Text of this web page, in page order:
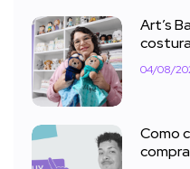
Art’s
04/08/
Como